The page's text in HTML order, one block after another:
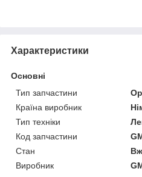
Характеристики
Основні
Тип запчастини
Країна виробник
Тип техніки
Код запчастини
Стан
Виробник